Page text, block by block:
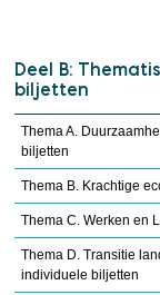
Deel B:
biljetten
Thema A.
biljetten
Thema B. Krachtige
Thema C. Werken en
Thema D. Transitie
individuele biljetten